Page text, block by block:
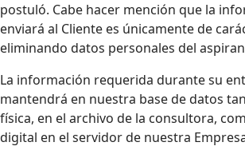
postuló. Cabe hacer mención que la
enviará al Cliente es únicamente de
eliminando datos personales del
La información requerida durante su
mantendrá en nuestra base de datos
física, en el archivo de la consultora,
digital en el servidor de nuestra